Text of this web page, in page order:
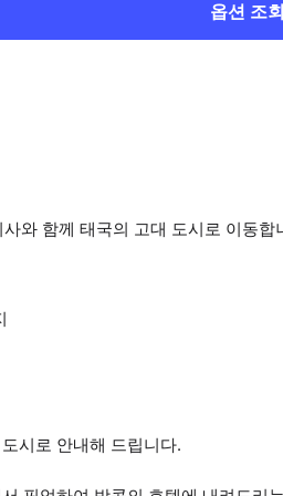
옵션 조
와 함께 태국의 고대 도시로 이동합
시로 안내해 드립니다.